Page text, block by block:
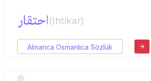
احتقار(Ihtikar)
Almanca Osmanlıca Sözlük